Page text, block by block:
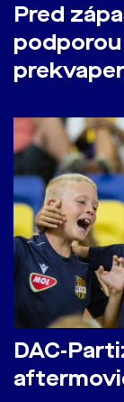
Pred
DAC-